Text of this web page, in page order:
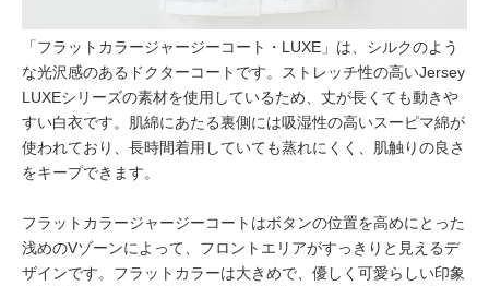
「フラットカラージャージーコート・LUXE」は、シルクのよう
な光沢感のあるドクターコートです。ストレッチ性の高いJersey
LUXEシリーズの素材を使用しているため、丈が長くても動きや
すい白衣です。肌綿にあたる裏側には吸湿性の高いスーピマ綿が
使われており、長時間着用していても蒸れにくく、肌触りの良さ
をキープできます。
フラットカラージャージーコートはボタンの位置を高めにとった
浅めのVゾーンによって、フロントエリアがすっきりと見えるデ
ザインです。フラットカラーは大きめで、優しく可愛らしい印象